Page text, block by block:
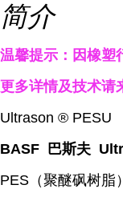
简介
温馨提示：因橡塑
更多详情及技术请
Ultrason ® PESU
BASF 巴斯夫
PES（聚醚砜树脂